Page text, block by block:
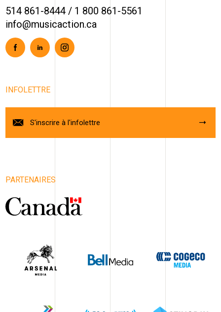
514 861-8444 / 1 800 861-5561
info@musicaction.ca
FacebookLinkedinInstagram
INFOLETTRE
S'inscrire à l'infolettre
PARTENAIRES